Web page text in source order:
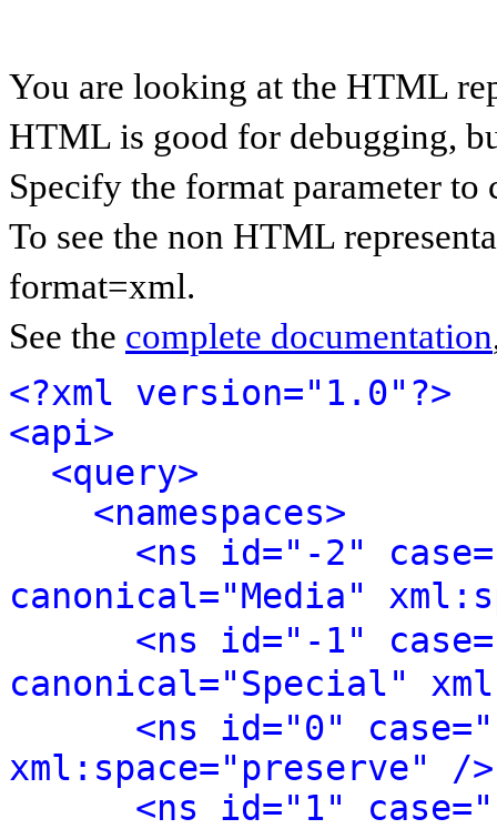
You are looking at the HTML
HTML is good for debugging,
Specify the format parameter to
To see the non HTML
format=xml.
See the complete documentation
<?xml version="1.0"?>
<api>
<query>
<namespaces>
<ns id="-2"
canonical="Media"
<ns id="-1"
canonical="Special"
<ns id="0"
xml:space="preserve" />
<ns id="1"